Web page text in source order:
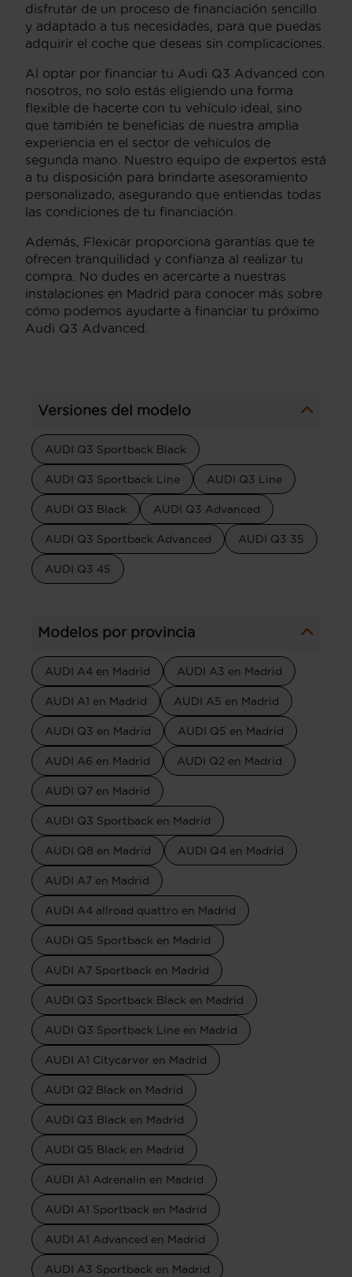
disfrutar de un proceso de financiación sencillo
y adaptado a tus necesidades, para que puedas
adquirir el coche que deseas sin complicaciones.
Al optar por financiar tu Audi Q3 Advanced con
nosotros, no solo estás eligiendo una forma
flexible de hacerte con tu vehículo ideal, sino
que también te beneficias de nuestra amplia
experiencia en el sector de vehículos de
segunda mano. Nuestro equipo de expertos está
a tu disposición para brindarte asesoramiento
personalizado, asegurando que entiendas todas
las condiciones de tu financiación.
Además, Flexicar proporciona garantías que te
ofrecen tranquilidad y confianza al realizar tu
compra. No dudes en acercarte a nuestras
instalaciones en Madrid para conocer más sobre
cómo podemos ayudarte a financiar tu próximo
Audi Q3 Advanced.
Versiones del modelo
AUDI Q3 Sportback Black
AUDI Q3 Sportback Line AUDI Q3 Line
AUDI Q3 Black AUDI Q3 Advanced
AUDI Q3 Sportback Advanced AUDI Q3 35
AUDI Q3 45
Modelos por provincia
AUDI A4 en Madrid AUDI A3 en Madrid
AUDI A1 en Madrid AUDI A5 en Madrid
AUDI Q3 en Madrid AUDI Q5 en Madrid
AUDI A6 en Madrid AUDI Q2 en Madrid
AUDI Q7 en Madrid
AUDI Q3 Sportback en Madrid
AUDI Q8 en Madrid AUDI Q4 en Madrid
AUDI A7 en Madrid
AUDI A4 allroad quattro en Madrid
AUDI Q5 Sportback en Madrid
AUDI A7 Sportback en Madrid
AUDI Q3 Sportback Black en Madrid
AUDI Q3 Sportback Line en Madrid
AUDI A1 Citycarver en Madrid
AUDI Q2 Black en Madrid
AUDI Q3 Black en Madrid
AUDI Q5 Black en Madrid
AUDI A1 Adrenalin en Madrid
AUDI A1 Sportback en Madrid
AUDI A1 Advanced en Madrid
AUDI A3 Sportback en Madrid